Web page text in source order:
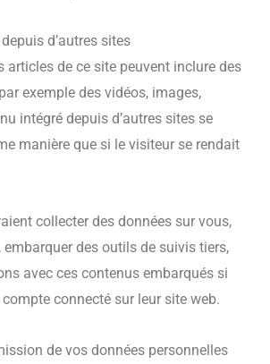
d’autres sites
articles de ce site peuvent inclure des
exemple des vidéos, images,
intégré depuis d’autres sites se
manière que si le visiteur se rendait
collecter des données sur vous,
des outils de suivis tiers,
avec ces contenus embarqués si
connecté sur leur site web.
de vos données personnelles